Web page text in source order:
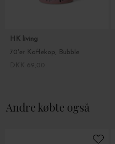
HK living
70'er Kaffekop, Bubble
Andre købte også